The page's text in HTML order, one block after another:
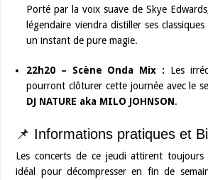
Porté par la voix suave de Skye
légendaire viendra distiller ses
un instant de pure magie.
22h20 – Scène Onda Mix : Les
pourront clôturer cette journée avec le
DJ NATURE aka MILO JOHNSON.
📌 Informations pratiques et
Les concerts de ce jeudi attirent
idéal pour décompresser en fin de